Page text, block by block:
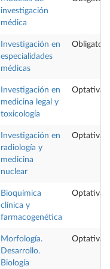
investigación
médica
Investigación en
especialidades
médicas
Investigación en
medicina legal y
toxicología
Optativa
Investigación en
radiología y
medicina
nuclear
Optativa
Bioquímica
clínica y
farmacogenética
Optativa
Morfología.
Desarrollo.
Biología
Optativa